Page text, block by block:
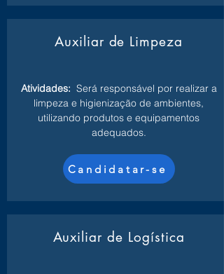
Auxiliar de Limpeza
Atividades: Será responsável por realizar a
limpeza e higienização de ambientes,
utilizando produtos e equipamentos
adequados.
Candidatar-se
Auxiliar de Logística